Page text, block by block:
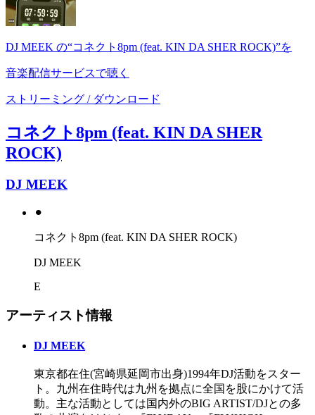
DJ MEEK の“コネクト8pm (feat. KIN DA SHER ROCK)”を
音楽配信サービスで聴く
ストリーミング / ダウンロード
コネクト8pm (feat. KIN DA SHER
ROCK)
DJ MEEK
⚫︎
コネクト8pm (feat. KIN DA SHER ROCK)
DJ MEEK
E
アーティスト情報
DJ MEEK
東京都在住(宮崎県延岡市出身)1994年DJ活動をスター
ト。九州在住時代は九州を拠点に全国を股にかけて活
動。主な活動としては国内外のBIG ARTIST/DJとの多